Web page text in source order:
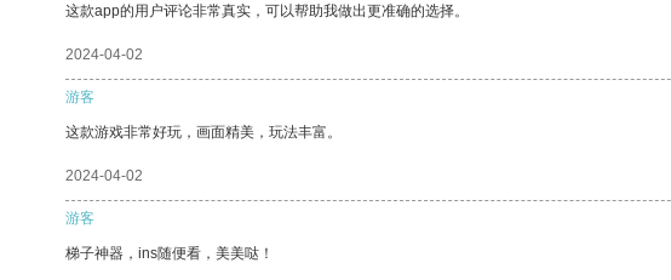
这款app的用户评论非常真实，可以帮助我做出更准确的选择。
2024-04-02
游客
这款游戏非常好玩，画面精美，玩法丰富。
2024-04-02
游客
梯子神器，ins随便看，美美哒！